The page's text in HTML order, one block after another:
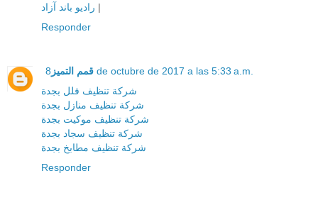
| رادیو باند آزاد
Responder
قمم التميز 8 de octubre de 2017 a las 5:33 a.m.
شركة تنظيف فلل بجدة
شركة تنظيف منازل بجدة
شركة تنظيف موكيت بجدة
شركة تنظيف سجاد بجدة
شركة تنظيف مطابخ بجدة
Responder